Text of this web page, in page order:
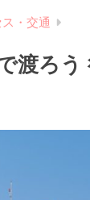
・交通
渡ろ